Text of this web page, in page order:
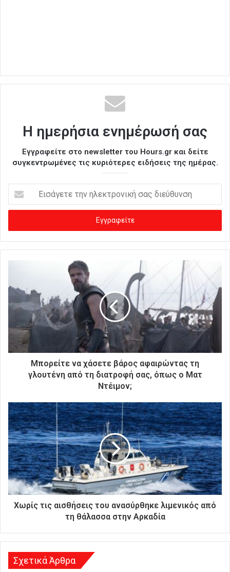
Η ημερήσια ενημέρωσή σας
Εγγραφείτε στο newsletter του Hours.gr και δείτε
συγκεντρωμένες τις κυριότερες ειδήσεις της ημέρας.
σ
γ
ε
η
η
ε
τ
κ
ή
σ
α
ς
δ
ι
ε
ύ
σ
Μπορείτε να χάσετε βάρος αφαιρώντας τη
γλουτένη από τη διατροφή σας, όπως ο Ματ
Ντέιμον;
Χωρίς τις αισθήσεις του ανασύρθηκε λιμενικός από
τη θάλασσα στην Αρκαδία
Σχετικά Άρθρα